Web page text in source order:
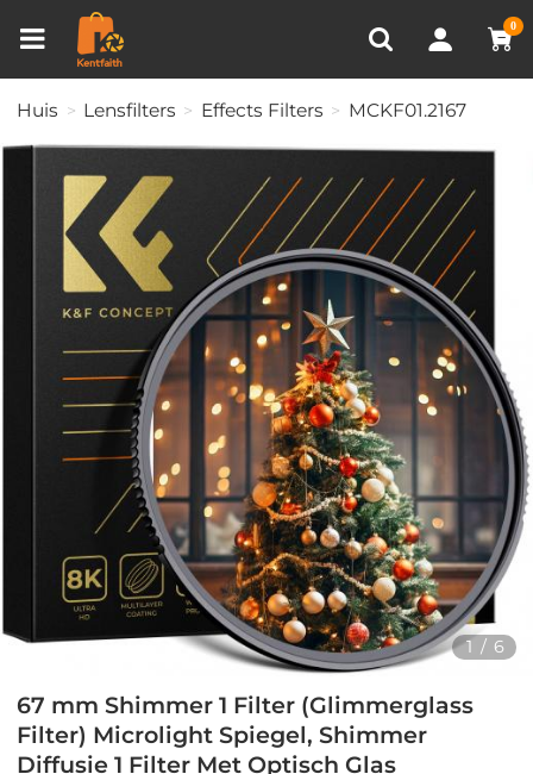
0
RECENT BEKEKEN
Huis Lensfilters Effects Filters MCKF01.2167
1 / 6
67 mm Shimmer 1 Filter (Glimmerglass
Filter) Microlight Spiegel, Shimmer
Diffusie 1 Filter Met Optisch Glas